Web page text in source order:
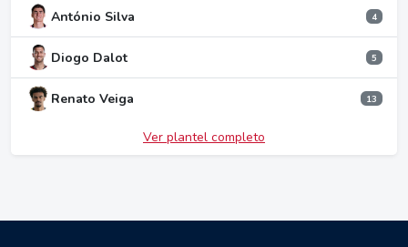
António Silva 4
Diogo Dalot 5
Renato Veiga 13
Ver plantel completo